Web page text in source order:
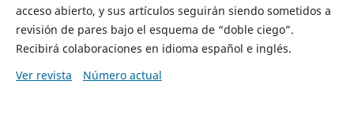
acceso abierto, y sus artículos seguirán siendo sometidos a
revisión de pares bajo el esquema de “doble ciego”.
Recibirá colaboraciones en idioma español e inglés.
Ver revista
Número actual